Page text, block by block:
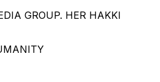
GROUP. HER HAKKI